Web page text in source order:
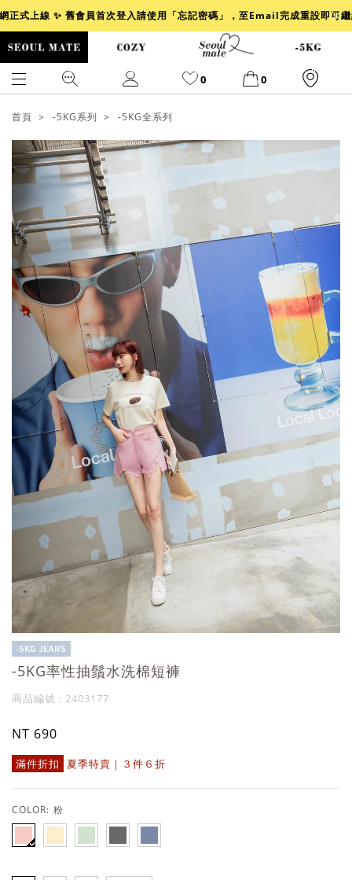
正式上線 ✨ 舊會員首次登入請使用「忘記密碼」，至Email完成重設即可
0 0
爆乳 背心 洋裝
透膚
襯衫 褲裙 牛仔裙 冰感
涼感
首頁 -5KG系列 -5KG全系列
-5KG率性抽鬚水洗棉短褲
商品編號 : 2403177
NT 690
滿件折扣 夏季特賣｜３件６折
COLOR: 粉